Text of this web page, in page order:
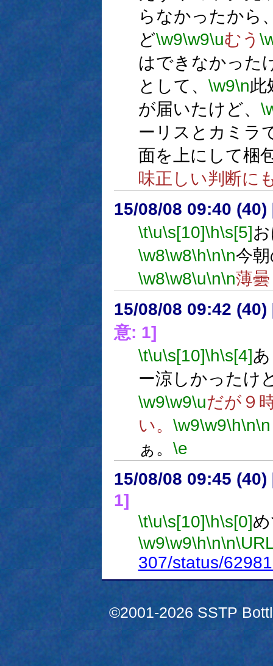
らなかったから
ど\w9\w9\uむう
はできなかった
として、 \w9\n此
が届いたけど、
ーリスとカミラ
面を上にして梱
味正しい判断に
15/08/08 09:40 (40)
\t\u\s[10]\h\s[5]
\w8\w8\h\n\n今
\w8\w8\u\n\n薄
15/08/08 09:42 (40)
意: 1]
\t\u\s[10]\h\s[4]
ー涼しかったけ
\w9\w9\uだが９
い。 \w9\w9\h\n\n
ぁ。 \e
15/08/08 09:45 (40)
1]
\t\u\s[10]\h\s[0]
\w9\w9\h\n\n
307/status/
©2001-2026 SSTP